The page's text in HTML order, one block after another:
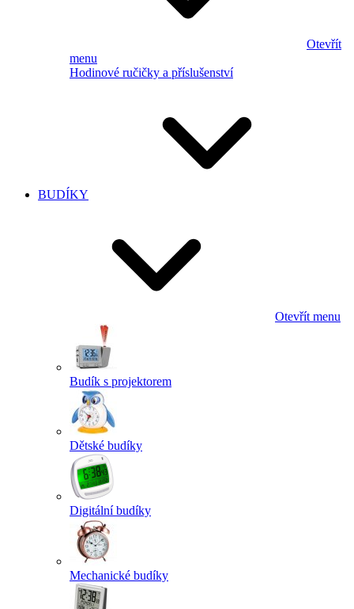
Otevřít
menu
Hodinové ručičky a příslušenství
BUDÍKY
Otevřít menu
Budík s projektorem
Dětské budíky
Digitální budíky
Mechanické budíky